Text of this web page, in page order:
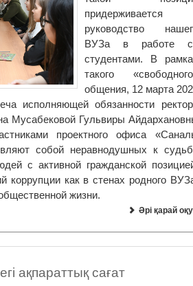
придерживается
руководство
ВУЗа в работе
студентами. В
такого
общения, 12 марта
исполняющей обязанности
Мусабековой Гульвиры
проектного офиса
собой неравнодушных к
с активной гражданской
коррупции как в стенах родного
жизни.
Әрі қарай оқу
ақпараттық сағат